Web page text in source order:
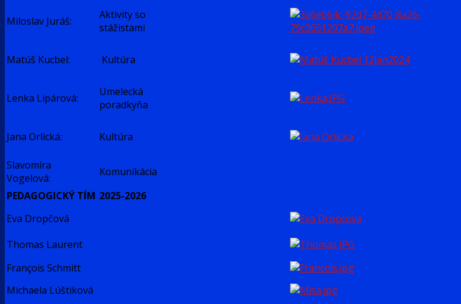
Miloslav Juráš:
Aktivity so
stážistami
Matúš Kucbel: Kultúra
Lenka Lipárová:
Umelecká
poradkyňa
Jana Orlická: Kultúra
Slavomíra
Vogelová:
Komunikácia
PEDAGOGICKÝ TÍM 2025-2026
Eva Dropčová
Thomas Laurent
François Schmitt
Michaela Lúštiková